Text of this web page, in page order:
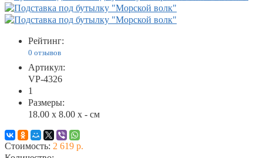
Рейтинг:
0 отзывов
Артикул:
VP-4326
1
Размеры:
18.00 x 8.00 x - см
Стоимость: 2 619 р.